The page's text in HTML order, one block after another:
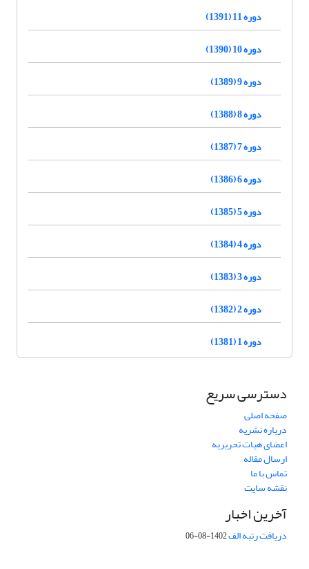
دوره 11 (1391)
دوره 10 (1390)
دوره 9 (1389)
دوره 8 (1388)
دوره 7 (1387)
دوره 6 (1386)
دوره 5 (1385)
دوره 4 (1384)
دوره 3 (1383)
دوره 2 (1382)
دوره 1 (1381)
دسترسی سریع
صفحه اصلی
درباره نشریه
اعضای هیات تحریریه
ارسال مقاله
تماس با ما
نقشه سایت
آخرین اخبار
دریافت رتبه الف1402-08-06